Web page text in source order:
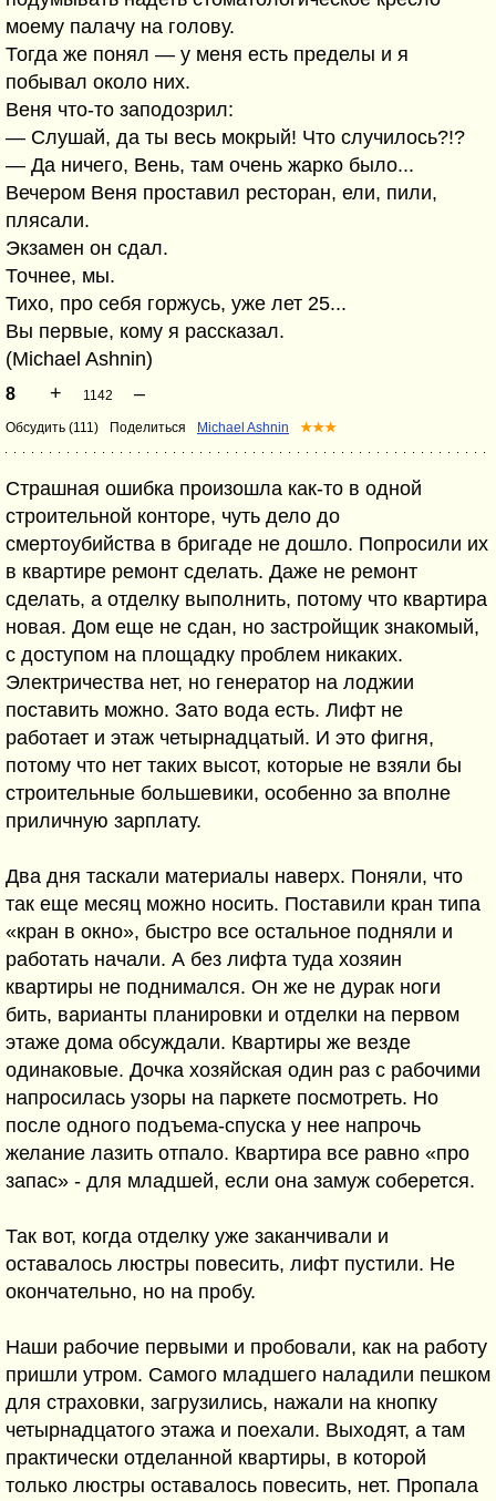
моему палачу на голову.
Тогда же понял — у меня есть пределы и я
побывал около них.
Веня что-то заподозрил:
— Слушай, да ты весь мокрый! Что случилось?!?
— Да ничего, Вень, там очень жарко было...
Вечером Веня проставил ресторан, ели, пили,
плясали.
Экзамен он сдал.
Точнее, мы.
Тихо, про себя горжусь, уже лет 25...
Вы первые, кому я рассказал.
(Michael Ashnin)
8 + 1142 –
Обсудить (111) Поделиться Michael Ashnin ★★★
Страшная ошибка произошла как-то в одной
строительной конторе, чуть дело до
смертоубийства в бригаде не дошло. Попросили их
в квартире ремонт сделать. Даже не ремонт
сделать, а отделку выполнить, потому что квартира
новая. Дом еще не сдан, но застройщик знакомый,
с доступом на площадку проблем никаких.
Электричества нет, но генератор на лоджии
поставить можно. Зато вода есть. Лифт не
работает и этаж четырнадцатый. И это фигня,
потому что нет таких высот, которые не взяли бы
строительные большевики, особенно за вполне
приличную зарплату.
Два дня таскали материалы наверх. Поняли, что
так еще месяц можно носить. Поставили кран типа
«кран в окно», быстро все остальное подняли и
работать начали. А без лифта туда хозяин
квартиры не поднимался. Он же не дурак ноги
бить, варианты планировки и отделки на первом
этаже дома обсуждали. Квартиры же везде
одинаковые. Дочка хозяйская один раз с рабочими
напросилась узоры на паркете посмотреть. Но
после одного подъема-спуска у нее напрочь
желание лазить отпало. Квартира все равно «про
запас» - для младшей, если она замуж соберется.
Так вот, когда отделку уже заканчивали и
оставалось люстры повесить, лифт пустили. Не
окончательно, но на пробу.
Наши рабочие первыми и пробовали, как на работу
пришли утром. Самого младшего наладили пешком
для страховки, загрузились, нажали на кнопку
четырнадцатого этажа и поехали. Выходят, а там
практически отделанной квартиры, в которой
только люстры оставалось повесить, нет. Пропала